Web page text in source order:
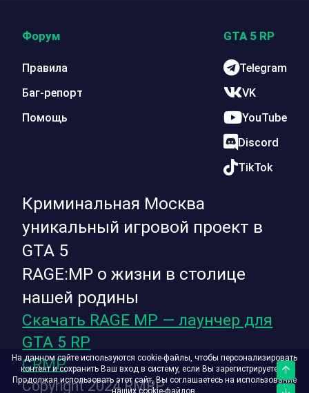
Криминальная Москва
уникальный игровой проект в
GTA 5
RAGE:MP о жизни в столице
нашей родины
Скачать RAGE MP — лаунчер для
GTA 5 RP
CRMP
Copyright 2024 RMRP
Форум
Правила
Баг-репорт
Помощь
GTA 5 RP
Telegram
VK
YouTube
Discord
TikTok
На данном сайте используются cookie-файлы, чтобы персонализировать
контент и сохранить Ваш вход в систему, если Вы зарегистрируетесь.
Продолжая использовать этот сайт, Вы соглашаетесь на использование
наших cookie-файлов.
Верх